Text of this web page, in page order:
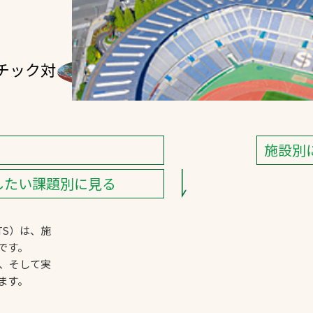
ック対
防塵防止・
飛散防止
施設別
い課題別に見る
）は、施
。
そして実
。